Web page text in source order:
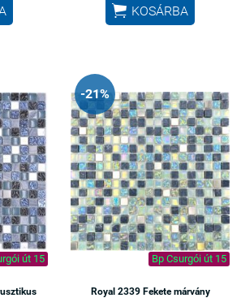
 KOSÁRBA
út 15
-21%
Bp Csurgói út 15
Royal 2339 Fekete márvány